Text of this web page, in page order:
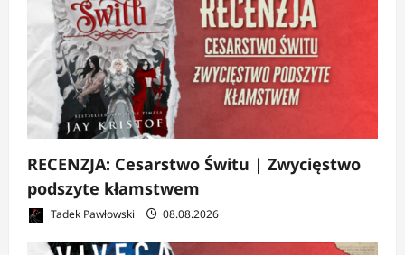
RECENZJA: Cesarstwo Świtu | Zwycięstwo
podszyte kłamstwem
Tadek Pawłowski 08.08.2026